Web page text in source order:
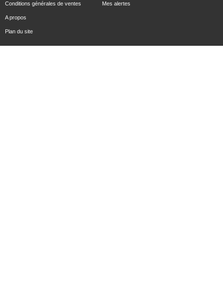
Conditions générales de ventes
A propos
Plan du site
Mes alertes